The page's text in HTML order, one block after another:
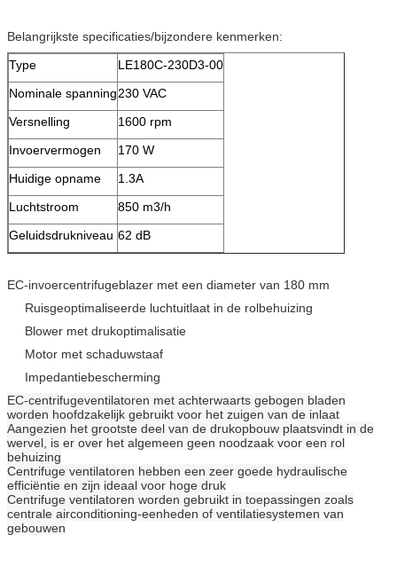
Belangrijkste specificaties/bijzondere kenmerken:
Type
LE180C-230D3-00
Nominale spanning230 VAC
Versnelling
1600 rpm
Invoervermogen
170 W
Huidige opname
1.3A
Luchtstroom
850 m3/h
Geluidsdrukniveau 62 dB
EC-invoercentrifugeblazer met een diameter van 180 mm
Ruisgeoptimaliseerde luchtuitlaat in de rolbehuizing
Blower met drukoptimalisatie
Motor met schaduwstaaf
Impedantiebescherming
EC-centrifugeventilatoren met achterwaarts gebogen bladen
worden hoofdzakelijk gebruikt voor het zuigen van de inlaat
Aangezien het grootste deel van de drukopbouw plaatsvindt in de
wervel, is er over het algemeen geen noodzaak voor een rol
behuizing
Centrifuge ventilatoren hebben een zeer goede hydraulische
efficiëntie en zijn ideaal voor hoge druk
Centrifuge ventilatoren worden gebruikt in toepassingen zoals
centrale airconditioning-eenheden of ventilatiesystemen van
gebouwen